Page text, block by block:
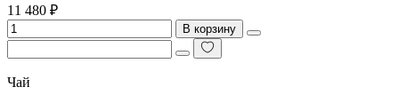
11 480 ₽
В корзину
Чай